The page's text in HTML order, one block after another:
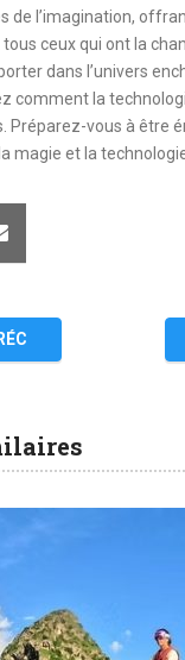
de l’imagination,
ceux qui ont la
dans l’univers
comment la
Préparez-vous à être
magie et la